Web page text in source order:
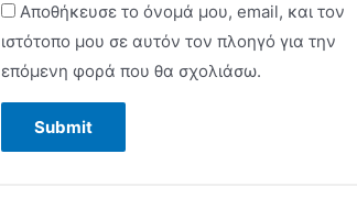
Αποθήκευσε το όνομά μου, email, και τον
ιστότοπο μου σε αυτόν τον πλοηγό για την
επόμενη φορά που θα σχολιάσω.